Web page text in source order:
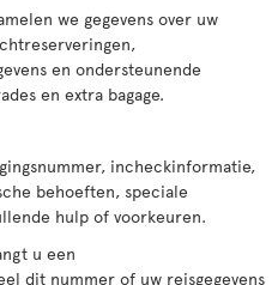
we gegevens over uw
en ondersteunende
en extra bagage.
incheckinformatie,
behoeften, speciale
hulp of voorkeuren.
u een
dit nummer of uw reisgegevens